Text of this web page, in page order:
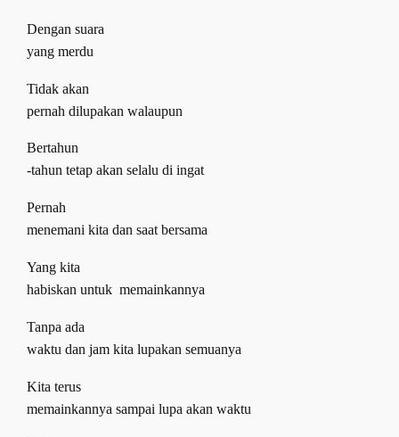
Dengan suara
yang merdu
Tidak akan
pernah dilupakan walaupun
Bertahun
-tahun tetap akan selalu di ingat
Pernah
menemani kita dan saat bersama
Yang kita
habiskan untuk memainkannya
Tanpa ada
waktu dan jam kita lupakan semuanya
Kita terus
memainkannya sampai lupa akan waktu